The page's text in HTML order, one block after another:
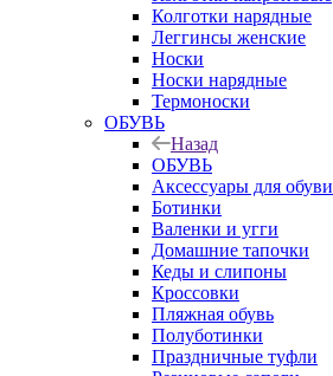
Колготки нарядные
Леггинсы женские
Носки
Носки нарядные
Термоноски
ОБУВЬ
Назад
ОБУВЬ
Аксессуары для обуви
Ботинки
Валенки и угги
Домашние тапочки
Кеды и слипоны
Кроссовки
Пляжная обувь
Полуботинки
Праздничные туфли